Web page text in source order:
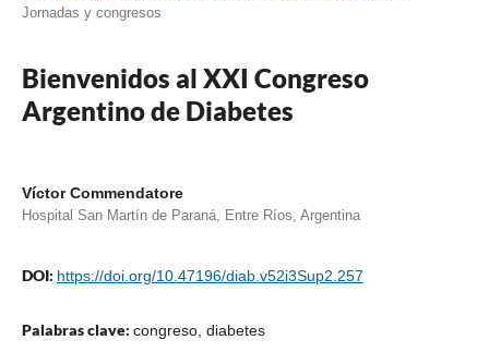
Jornadas y congresos
Bienvenidos al XXI Congreso
Argentino de Diabetes
Víctor Commendatore
Hospital San Martín de Paraná, Entre Ríos, Argentina
DOI: https://doi.org/10.47196/diab.v52i3Sup2.257
Palabras clave: congreso, diabetes